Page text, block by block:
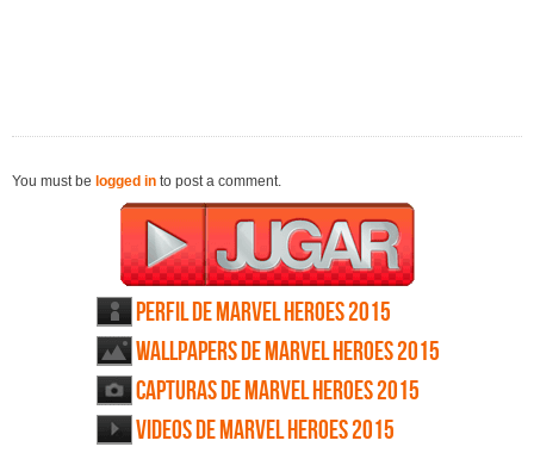
You must be logged in to post a comment.
Perfil de Marvel Heroes 2015
Wallpapers de Marvel Heroes 2015
Capturas de Marvel Heroes 2015
Videos de Marvel Heroes 2015